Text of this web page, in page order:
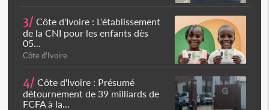
3/ Côte d'Ivoire : L'établissement
de la CNI pour les enfants dès
05...
Côte d'Ivoire
4/ Côte d'Ivoire : Présumé
détournement de 39 milliards de
FCFA à la...